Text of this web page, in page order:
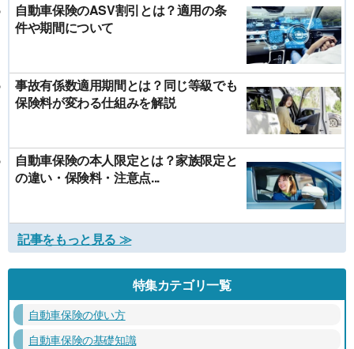
自動車保険のASV割引とは？適用の条
件や期間について
事故有係数適用期間とは？同じ等級でも
保険料が変わる仕組みを解説
自動車保険の本人限定とは？家族限定と
の違い・保険料・注意点...
記事をもっと見る ≫
特集カテゴリ一覧
自動車保険の使い方
自動車保険の基礎知識